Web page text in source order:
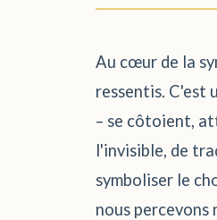
Au cœur de la
ressentis. C'est
– se côtoient,
l'invisible, de
symboliser le
nous percevons